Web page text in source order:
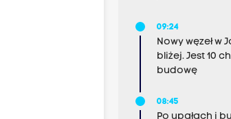
09:24
Nowy węzeł w
bliżej. Jest 10
budowę
08:45
Po upałach i